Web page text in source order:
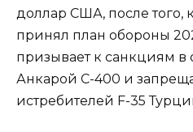
доллар США, после того,
принял план обороны
призывает к санкциям
Анкарой С-400 и
истребителей F-35